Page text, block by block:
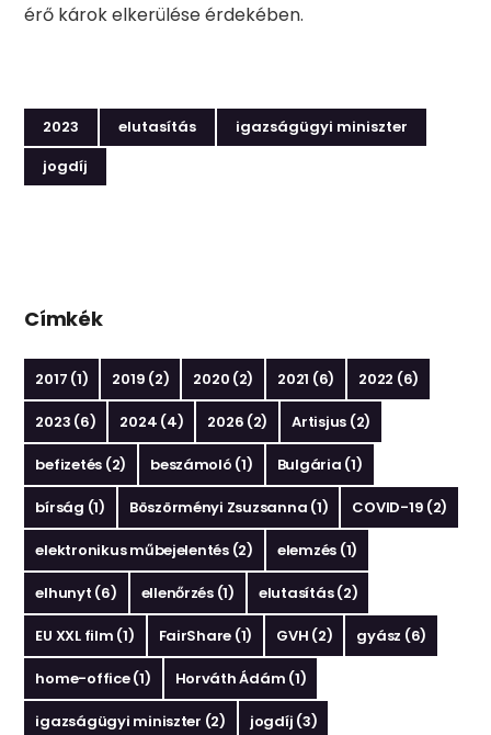
érő károk elkerülése érdekében.
2023 elutasítás
igazságügyi miniszter
jogdíj
Címkék
2017 (1) 2019 (2) 2020 (2) 2021 (6) 2022 (6)
2023 (6) 2024 (4) 2026 (2) Artisjus (2)
befizetés (2) beszámoló (1) Bulgária (1)
bírság (1) Böszörményi Zsuzsanna (1) COVID-19 (2)
elektronikus műbejelentés(2) elemzés (1)
elhunyt (6) ellenőrzés(1) elutasítás(2)
EU XXL film (1) FairShare (1) GVH (2) gyász (6)
home-office(1) Horváth Ádám (1)
igazságügyi miniszter (2) jogdíj (3)